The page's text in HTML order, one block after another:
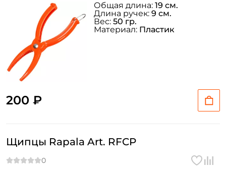
200 ₽
Общая длина: 19 см.
Длина ручек: 9 см.
Вес: 50 гр.
Материал: Пластик
Щипцы Rapala Art. RFCP